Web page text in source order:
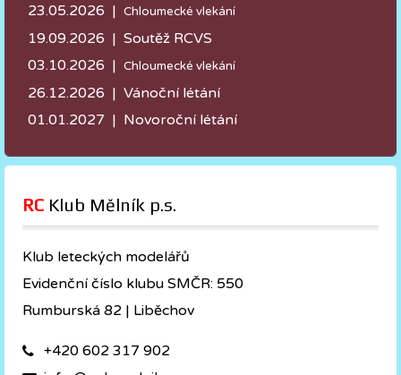
23.05.2026 | Chloumecké vlekání
19.09.2026 | Soutěž RCVS
03.10.2026 | Chloumecké vlekání
26.12.2026 | Vánoční létání
01.01.2027 | Novoroční létání
RC Klub Mělník p.s.
Klub leteckých modelářů
Evidenční číslo klubu SMČR: 550
Rumburská 82 | Liběchov
+420 602 317 902